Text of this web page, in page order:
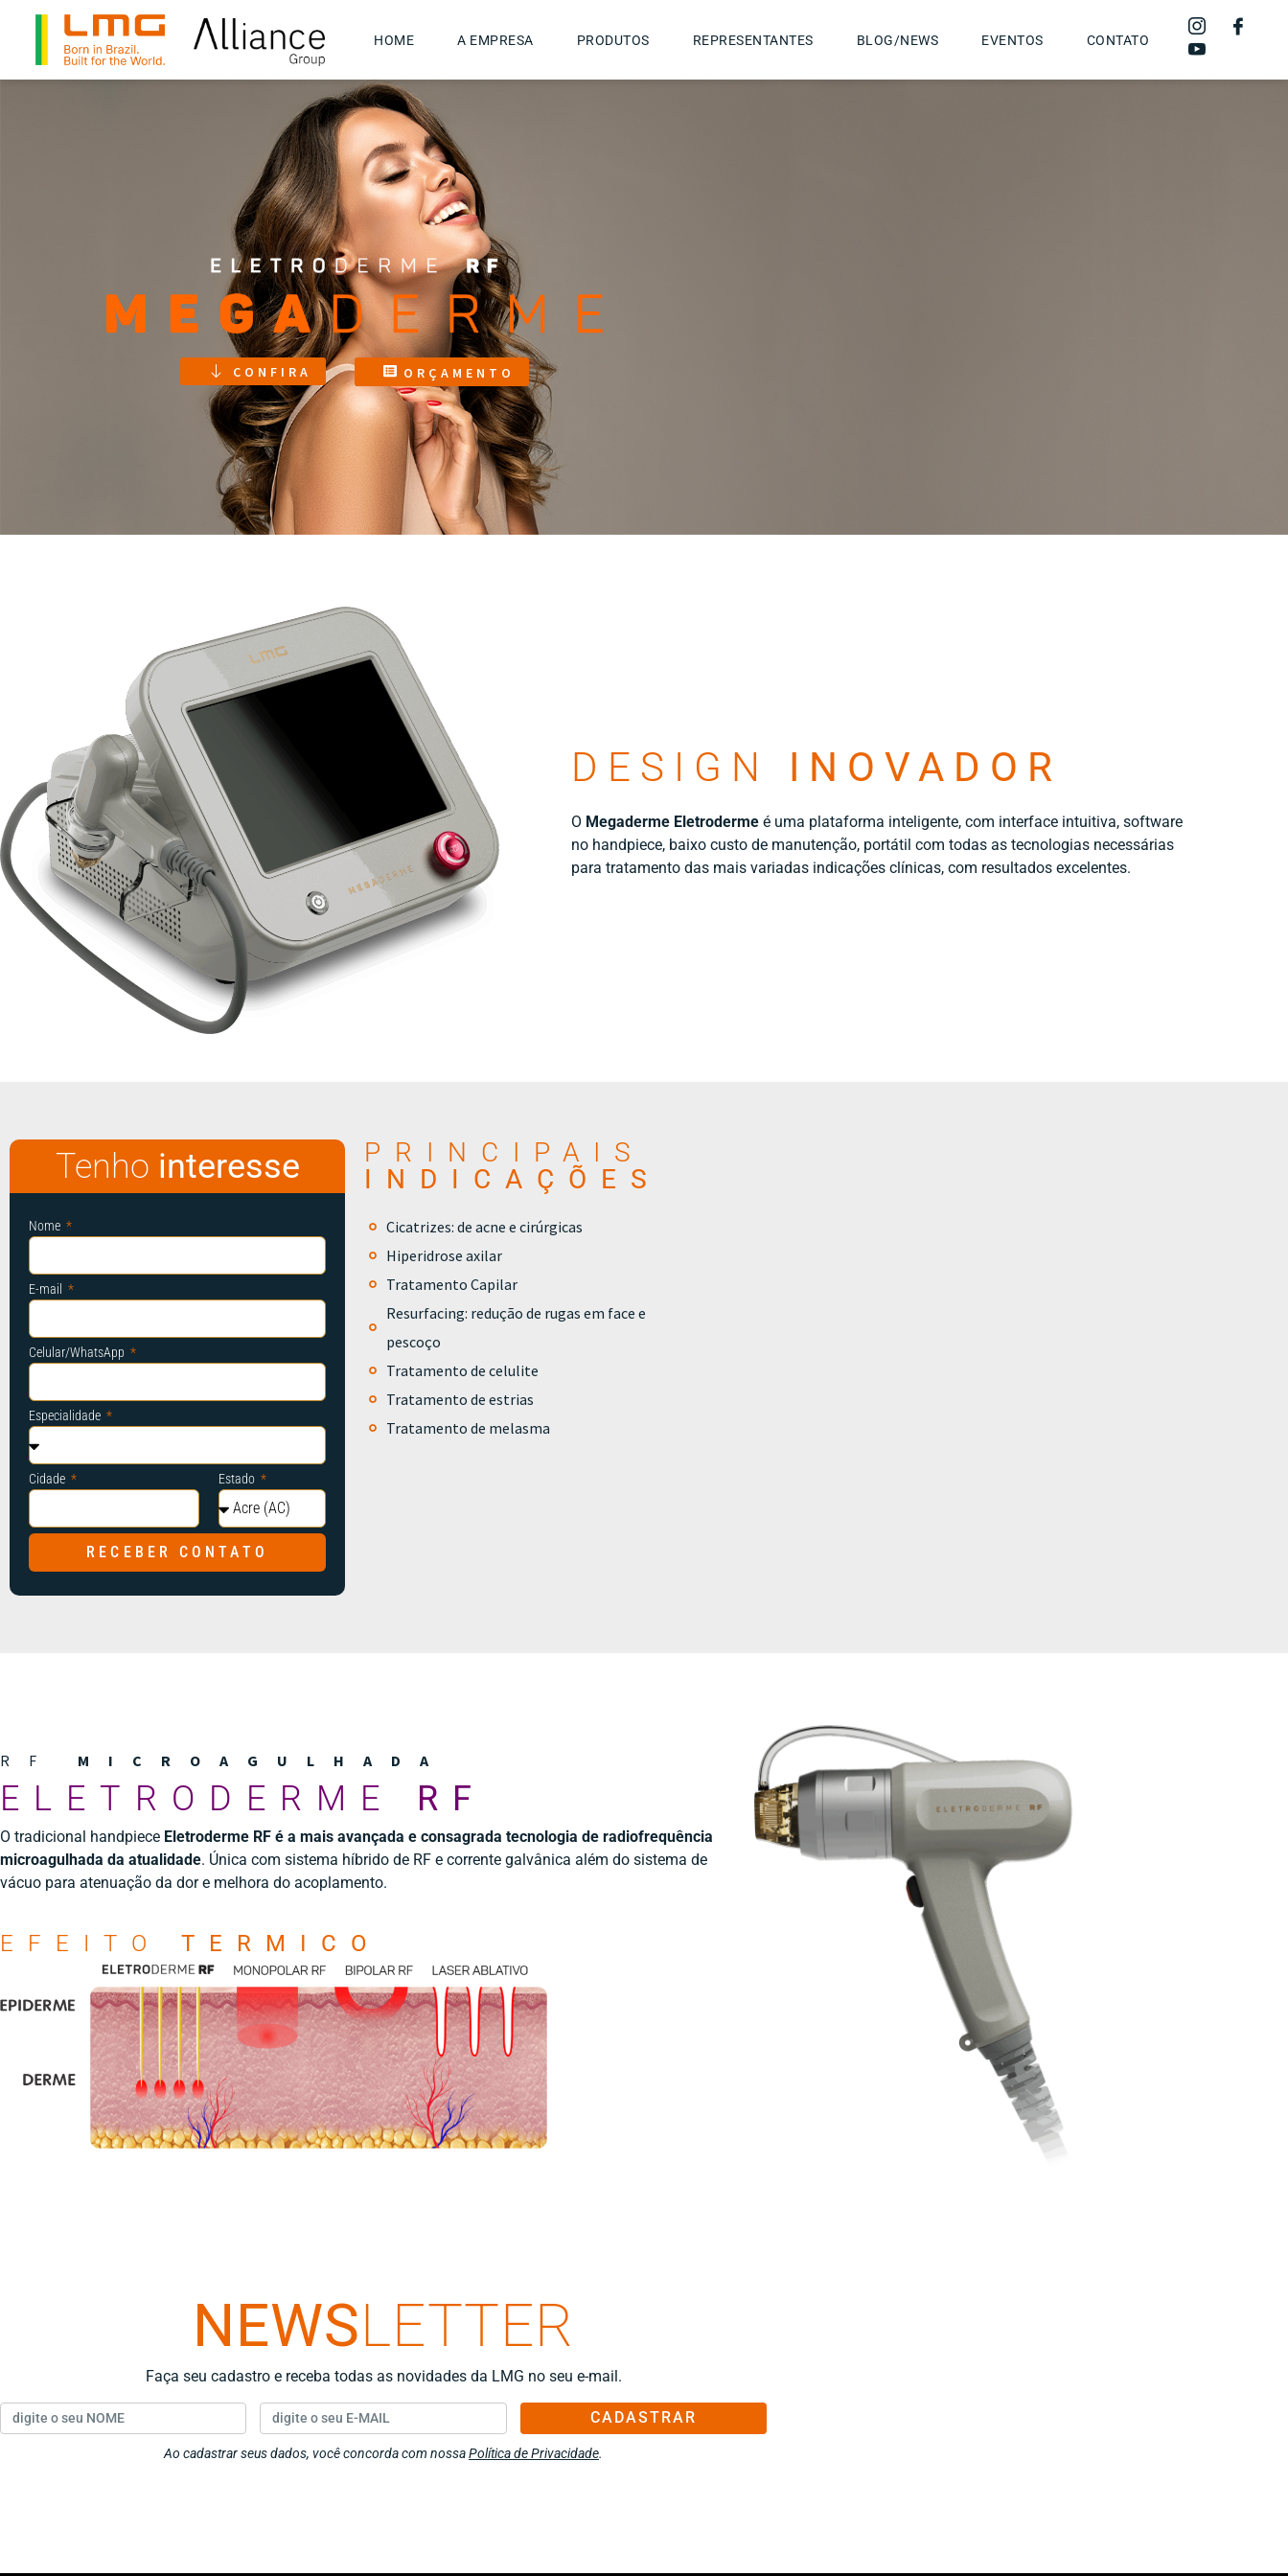
HOME A EMPRESA PRODUTOS REPRESENTANTES BLOG/NEWS EVENTOS CONTATO
CONFIRA ORÇAMENTO
DESIGN INOVADOR
O Megaderme Eletroderme é uma plataforma inteligente, com interface intuitiva, software
no handpiece, baixo custo de manutenção, portátil com todas as tecnologias necessárias
para tratamento das mais variadas indicações clínicas, com resultados excelentes.
Tenho interesse
Nome
E-mail
Celular/WhatsApp
Especialidade
Cidade Estado
RECEBER CONTATO
PRINCIPAIS
INDICAÇÕES
Cicatrizes: de acne e cirúrgicas
Hiperidrose axilar
Tratamento Capilar
Resurfacing: redução de rugas em face e
pescoço
Tratamento de celulite
Tratamento de estrias
Tratamento de melasma
RF MICROAGULHADA
ELETRODERME RF
O tradicional handpiece Eletroderme RF é a mais avançada e consagrada tecnologia de radiofrequência
microagulhada da atualidade. Única com sistema híbrido de RF e corrente galvânica além do sistema de
vácuo para atenuação da dor e melhora do acoplamento.
EFEITO TERMICO
NEWSLETTER
Faça seu cadastro e receba todas as novidades da LMG no seu e-mail.
CADASTRAR
Ao cadastrar seus dados, você concorda com nossaPolítica de Privacidade.